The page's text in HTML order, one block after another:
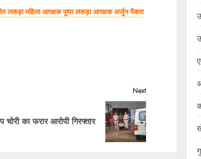
लकड़ा महिला आरक्षक पुष्पा लकड़ा आरक्षक अर्जुन पैकरा
Next
चोरी का फरार आरोपी गिरफ्तार